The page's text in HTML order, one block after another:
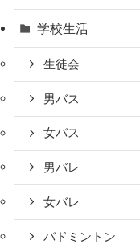
学校生活
生徒会
男バス
女バス
男バレ
女バレ
バドミントン